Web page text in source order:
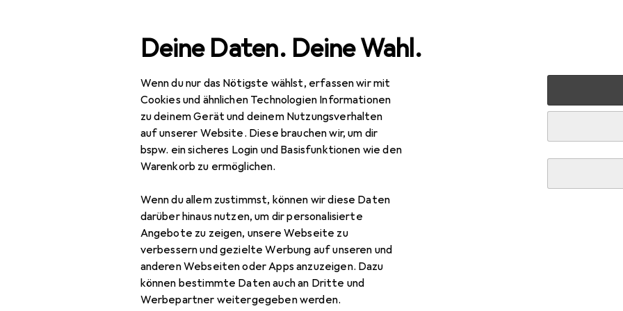
Deine Daten. Deine Wahl.
Wenn du nur das Nötigste wählst, erfassen wir mit
Cookies und ähnlichen Technologien Informationen
zu deinem Gerät und deinem Nutzungsverhalten
auf unserer Website. Diese brauchen wir, um dir
bspw. ein sicheres Login und Basisfunktionen wie den
Warenkorb zu ermöglichen.
Wenn du allem zustimmst, können wir diese Daten
darüber hinaus nutzen, um dir personalisierte
Angebote zu zeigen, unsere Webseite zu
verbessern und gezielte Werbung auf unseren und
anderen Webseiten oder Apps anzuzeigen. Dazu
können bestimmte Daten auch an Dritte und
Werbepartner weitergegeben werden.
Navigation nach Kategorien Gesamtsortiment Wohnen Möbel VCM
EUR
118,–
VCMHolz Büroschrank Aktenregal Lona l 5 Fächer
35 x 37 x 183 cm